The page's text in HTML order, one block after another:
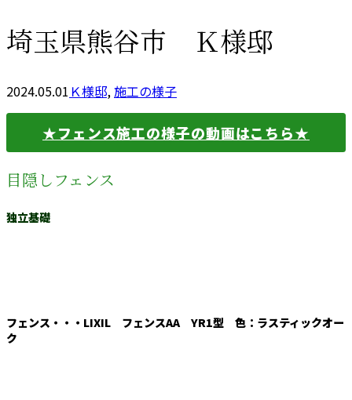
埼玉県熊谷市 Ｋ様邸
2024.05.01 Ｋ様邸,施工の様子
★フェンス施工の様子の動画はこちら★
目隠しフェンス
独立基礎
フェンス・・・LIXIL フェンスAA YR1型 色：ラスティックオー
ク